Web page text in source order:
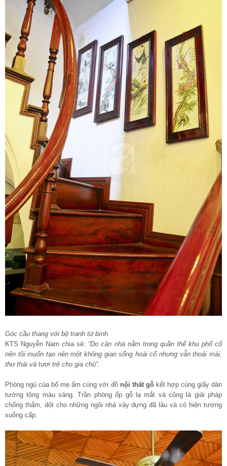
Góc cầu thang với bộ tranh tứ bình
KTS Nguyễn Nam chia sẻ: “Do căn nhà nằm trong quần thể khu phố cổ
nên tôi muốn tạo nên một không gian sống hoài cổ nhưng vẫn thoải mái,
thư thái và tươi trẻ cho gia chủ”.
Phòng ngủ của bố mẹ ấm cúng với đồ nội thất gỗkết hợp cùng giấy dán
tường tông màu sáng. Trần phòng ốp gỗ lạ mắt và cũng là giải pháp
chống thấm, dột cho những ngôi nhà xây dựng đã lâu và có hiện tượng
xuống cấp.